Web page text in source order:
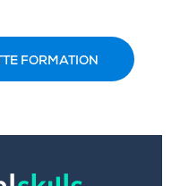
FORMATION